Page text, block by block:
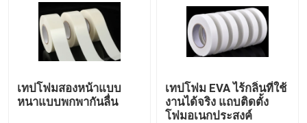
เทปโฟมสองหน้าแบบ
หนาแบบพกพากันลื่น
เทปโฟม EVA ไร้กลิ่นที่ใช้
งานได้จริง แถบติดตั้ง
โฟมอเนกประสงค์